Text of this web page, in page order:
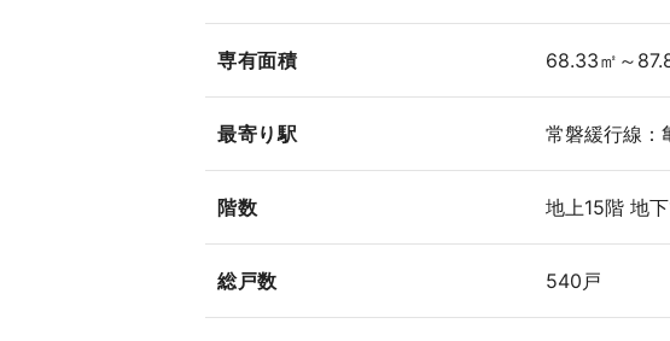
専有面積 68.33㎡～
最寄り駅 常磐緩行線
階数 地上15階 地
総戸数 540戸